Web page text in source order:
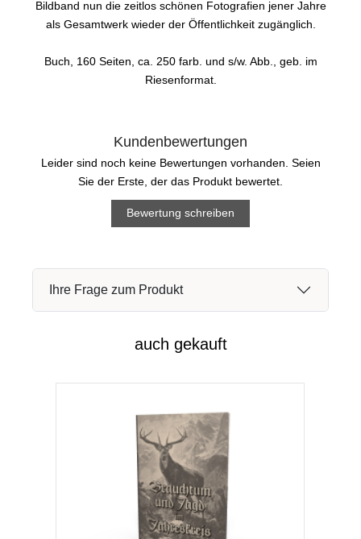
Bildband nun die zeitlos schönen Fotografien jener Jahre
als Gesamtwerk wieder der Öffentlichkeit zugänglich.
Buch, 160 Seiten, ca. 250 farb. und s/w. Abb., geb. im
Riesenformat.
Kundenbewertungen
Leider sind noch keine Bewertungen vorhanden. Seien
Sie der Erste, der das Produkt bewertet.
Bewertung schreiben
Ihre Frage zum Produkt
auch gekauft